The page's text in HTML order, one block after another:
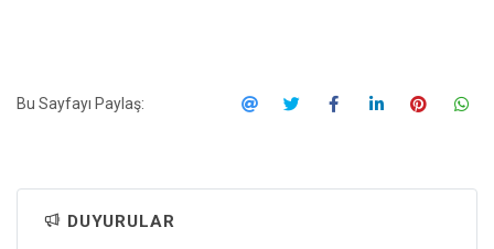
Bu Sayfayı Paylaş:
DUYURULAR